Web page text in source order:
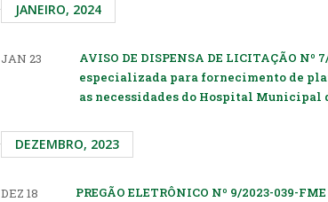
JANEIRO, 2024
JAN 23
AVISO DE DISPENSA DE LICITAÇÃO
especializada para fornecimento de
as necessidades do Hospital Municipal
DEZEMBRO, 2023
DEZ 18
PREGÃO ELETRÔNICO Nº 9/2023-039-